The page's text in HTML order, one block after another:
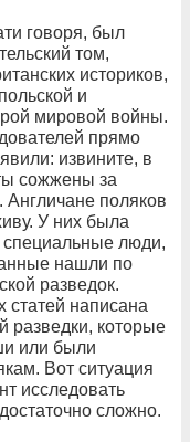
говоря, был
том,
историков,
и
мировой войны.
прямо
извините, в
сожжены за
Англичане поляков
У них была
специальные люди,
нашли по
разведок.
статей написана
разведки, которые
или были
Вот ситуация
исследовать
сложно.